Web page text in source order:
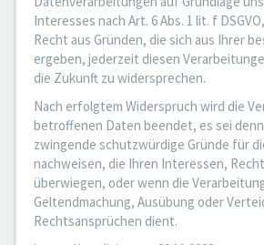
Interesses nach Art. 6 Abs. 1 lit. f
Recht aus Gründen, die sich aus Ihrer
ergeben, jederzeit diesen
die Zukunft zu widersprechen.
Nach erfolgtem Widerspruch wird die
betroffenen Daten beendet, es sei
zwingende schutzwürdige Gründe für
nachweisen, die Ihren Interessen,
überwiegen, oder wenn die
Geltendmachung, Ausübung oder
Rechtsansprüchen dient.